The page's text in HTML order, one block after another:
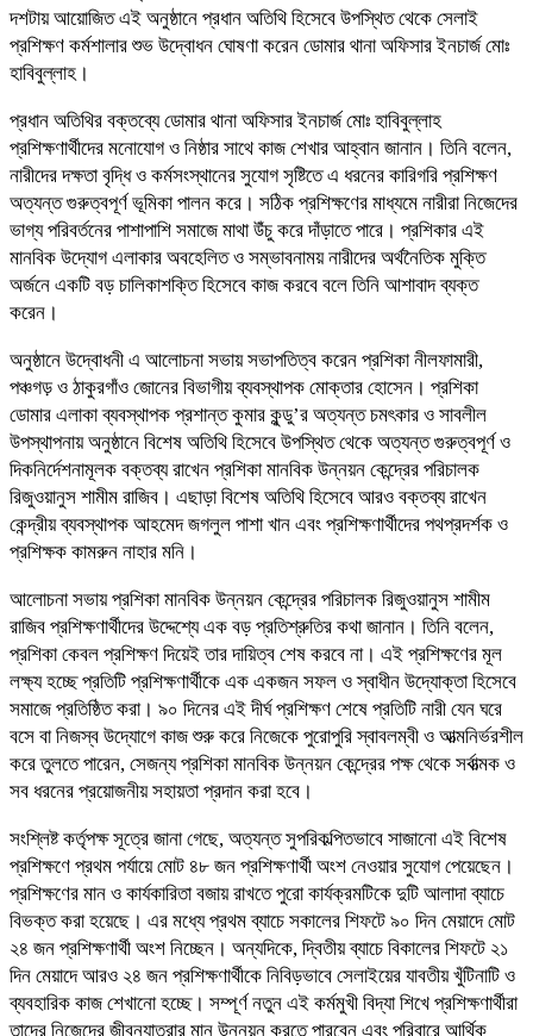
দশটায় আয়োজিত এই অনুষ্ঠানে প্রধান অতিথি হিসেবে উপস্থিত থেকে সেলাই
প্রশিক্ষণ কর্মশালার শুভ উদ্বোধন ঘোষণা করেন ডোমার থানা অফিসার ইনচার্জ মোঃ
হাবিবুল্লাহ।
প্রধান অতিথির বক্তব্যে ডোমার থানা অফিসার ইনচার্জ মোঃ হাবিবুল্লাহ
প্রশিক্ষণার্থীদের মনোযোগ ও নিষ্ঠার সাথে কাজ শেখার আহ্বান জানান। তিনি বলেন,
নারীদের দক্ষতা বৃদ্ধি ও কর্মসংস্থানের সুযোগ সৃষ্টিতে এ ধরনের কারিগরি প্রশিক্ষণ
অত্যন্ত গুরুত্বপূর্ণ ভূমিকা পালন করে। সঠিক প্রশিক্ষণের মাধ্যমে নারীরা নিজেদের
ভাগ্য পরিবর্তনের পাশাপাশি সমাজে মাথা উঁচু করে দাঁড়াতে পারে। প্রশিকার এই
মানবিক উদ্যোগ এলাকার অবহেলিত ও সম্ভাবনাময় নারীদের অর্থনৈতিক মুক্তি
অর্জনে একটি বড় চালিকাশক্তি হিসেবে কাজ করবে বলে তিনি আশাবাদ ব্যক্ত
করেন।
অনুষ্ঠানে উদ্বোধনী এ আলোচনা সভায় সভাপতিত্ব করেন প্রশিকা নীলফামারী,
পঞ্চগড় ও ঠাকুরগাঁও জোনের বিভাগীয় ব্যবস্থাপক মোক্তার হোসেন। প্রশিকা
ডোমার এলাকা ব্যবস্থাপক প্রশান্ত কুমার কুন্ডু’র অত্যন্ত চমৎকার ও সাবলীল
উপস্থাপনায় অনুষ্ঠানে বিশেষ অতিথি হিসেবে উপস্থিত থেকে অত্যন্ত গুরুত্বপূর্ণ ও
দিকনির্দেশনামূলক বক্তব্য রাখেন প্রশিকা মানবিক উন্নয়ন কেন্দ্রের পরিচালক
রিজুওয়ানুস শামীম রাজিব। এছাড়া বিশেষ অতিথি হিসেবে আরও বক্তব্য রাখেন
কেন্দ্রীয় ব্যবস্থাপক আহমেদ জগলুল পাশা খান এবং প্রশিক্ষণার্থীদের পথপ্রদর্শক ও
প্রশিক্ষক কামরুন নাহার মনি।
আলোচনা সভায় প্রশিকা মানবিক উন্নয়ন কেন্দ্রের পরিচালক রিজুওয়ানুস শামীম
রাজিব প্রশিক্ষণার্থীদের উদ্দেশ্যে এক বড় প্রতিশ্রুতির কথা জানান। তিনি বলেন,
প্রশিকা কেবল প্রশিক্ষণ দিয়েই তার দায়িত্ব শেষ করবে না। এই প্রশিক্ষণের মূল
লক্ষ্য হচ্ছে প্রতিটি প্রশিক্ষণার্থীকে এক একজন সফল ও স্বাধীন উদ্যোক্তা হিসেবে
সমাজে প্রতিষ্ঠিত করা। ৯০ দিনের এই দীর্ঘ প্রশিক্ষণ শেষে প্রতিটি নারী যেন ঘরে
বসে বা নিজস্ব উদ্যোগে কাজ শুরু করে নিজেকে পুরোপুরি স্বাবলম্বী ও আত্মনির্ভরশীল
করে তুলতে পারেন, সেজন্য প্রশিকা মানবিক উন্নয়ন কেন্দ্রের পক্ষ থেকে সর্বাত্মক ও
সব ধরনের প্রয়োজনীয় সহায়তা প্রদান করা হবে।
সংশ্লিষ্ট কর্তৃপক্ষ সূত্রে জানা গেছে, অত্যন্ত সুপরিকল্পিতভাবে সাজানো এই বিশেষ
প্রশিক্ষণে প্রথম পর্যায়ে মোট ৪৮ জন প্রশিক্ষণার্থী অংশ নেওয়ার সুযোগ পেয়েছেন।
প্রশিক্ষণের মান ও কার্যকারিতা বজায় রাখতে পুরো কার্যক্রমটিকে দুটি আলাদা ব্যাচে
বিভক্ত করা হয়েছে। এর মধ্যে প্রথম ব্যাচে সকালের শিফটে ৯০ দিন মেয়াদে মোট
২৪ জন প্রশিক্ষণার্থী অংশ নিচ্ছেন। অন্যদিকে, দ্বিতীয় ব্যাচে বিকালের শিফটে ২১
দিন মেয়াদে আরও ২৪ জন প্রশিক্ষণার্থীকে নিবিড়ভাবে সেলাইয়ের যাবতীয় খুঁটিনাটি ও
ব্যবহারিক কাজ শেখানো হচ্ছে। সম্পূর্ণ নতুন এই কর্মমুখী বিদ্যা শিখে প্রশিক্ষণার্থীরা
তাদের নিজেদের জীবনযাত্রার মান উন্নয়ন করতে পারবেন এবং পরিবারে আর্থিক